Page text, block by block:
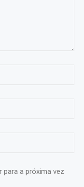
para a próxima vez